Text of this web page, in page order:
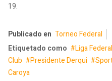
19.
Publicado en Torneo Federal
Etiquetado como
Liga Federal
Club
Presidente Derqui
Caroya